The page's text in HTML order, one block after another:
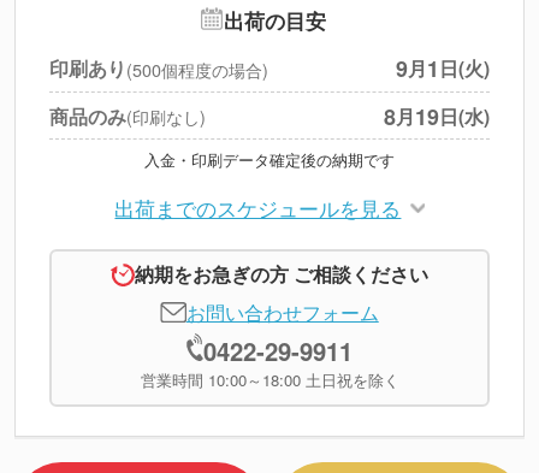
円
※上記小計は税別です
出荷の目安
印刷あり (500個程度の場合) 9月1 日(火)
商品のみ(印刷なし) 8月19日(水)
入金・印刷データ確定後の納期です
出荷までのスケジュールを見る
納期をお急ぎの方 ご相談ください
お問い合わせフォーム
0422-29-9911
営業時間 10:00～18:00 土日祝を除く